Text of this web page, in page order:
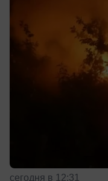
сегодня в 12:31